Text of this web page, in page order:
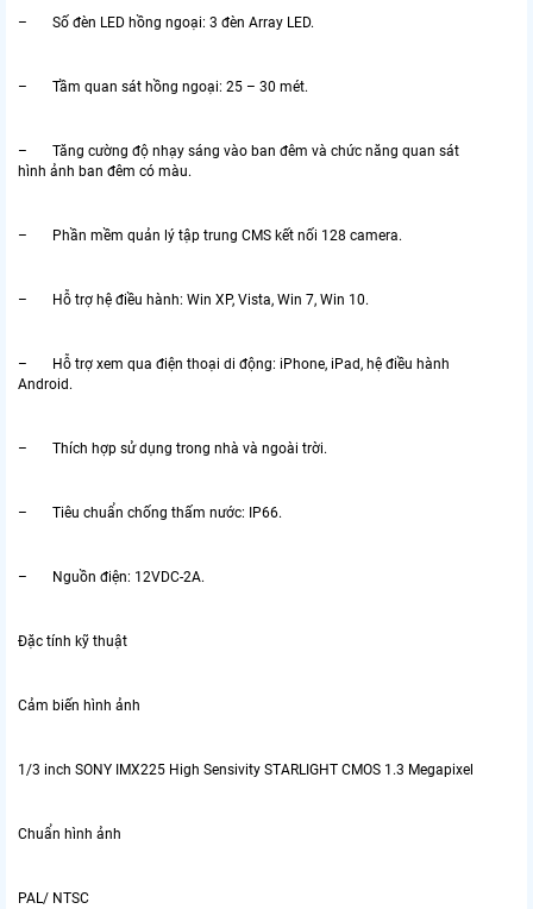
– Số đèn LED hồng ngoại: 3 đèn Array LED.
– Tầm quan sát hồng ngoại: 25 – 30 mét.
– Tăng cường độ nhạy sáng vào ban đêm và chức năng quan sát
hình ảnh ban đêm có màu.
– Phần mềm quản lý tập trung CMS kết nối 128 camera.
– Hỗ trợ hệ điều hành: Win XP, Vista, Win 7, Win 10.
– Hỗ trợ xem qua điện thoại di động: iPhone, iPad, hệ điều hành
Android.
– Thích hợp sử dụng trong nhà và ngoài trời.
– Tiêu chuẩn chống thấm nước: IP66.
– Nguồn điện: 12VDC-2A.
Đặc tính kỹ thuật
Cảm biến hình ảnh
1/3 inch SONY IMX225 High Sensivity STARLIGHT CMOS 1.3 Megapixel
Chuẩn hình ảnh
PAL/ NTSC